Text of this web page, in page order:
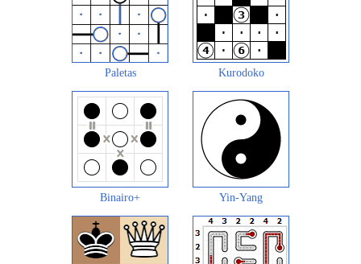
Paletas Kurodoko
Binairo+ Yin-Yang